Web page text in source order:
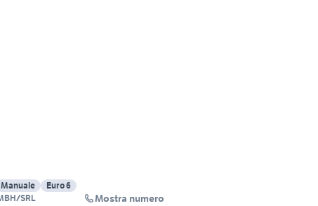
Manuale
Euro 6
SRL Mostra numero